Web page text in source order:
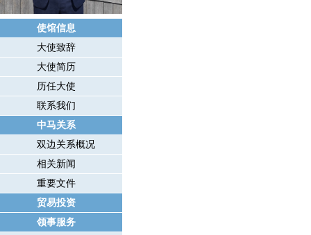
使馆信息
大使致辞
大使简历
历任大使
联系我们
中马关系
双边关系概况
相关新闻
重要文件
贸易投资
领事服务